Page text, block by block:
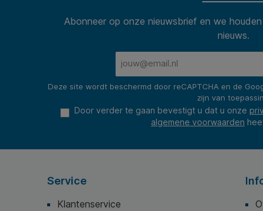
Abonneer op onze nieuwsbrief en we
nieuws.
Deze site wordt beschermd door reCAPTCHA en de
zijn van
Door verder te gaan bevestigt u dat u onze
algemene voorwaarden
Service
Klantenservice